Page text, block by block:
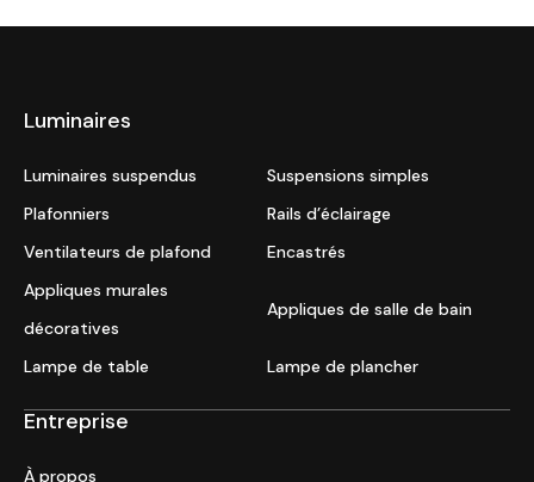
Luminaires
Luminaires suspendus
Suspensions simples
Plafonniers
Rails d’éclairage
Ventilateurs de plafond
Encastrés
Appliques murales
décoratives
Appliques de salle de bain
Lampe de table Lampe de plancher
Entreprise
À propos